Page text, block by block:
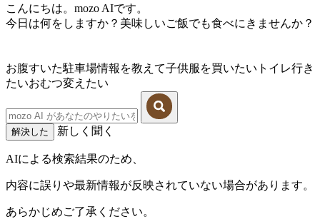
こんにちは。mozo AIです。
今日は何をしますか？美味しいご飯でも食べにきませんか？
お腹すいた駐車場情報を教えて子供服を買いたい トイレ行き
たいおむつ変えたい
解決した 新しく聞く
AIによる検索結果のため、
内容に誤りや最新情報が反映されていない場合があります。
あらかじめご了承ください。